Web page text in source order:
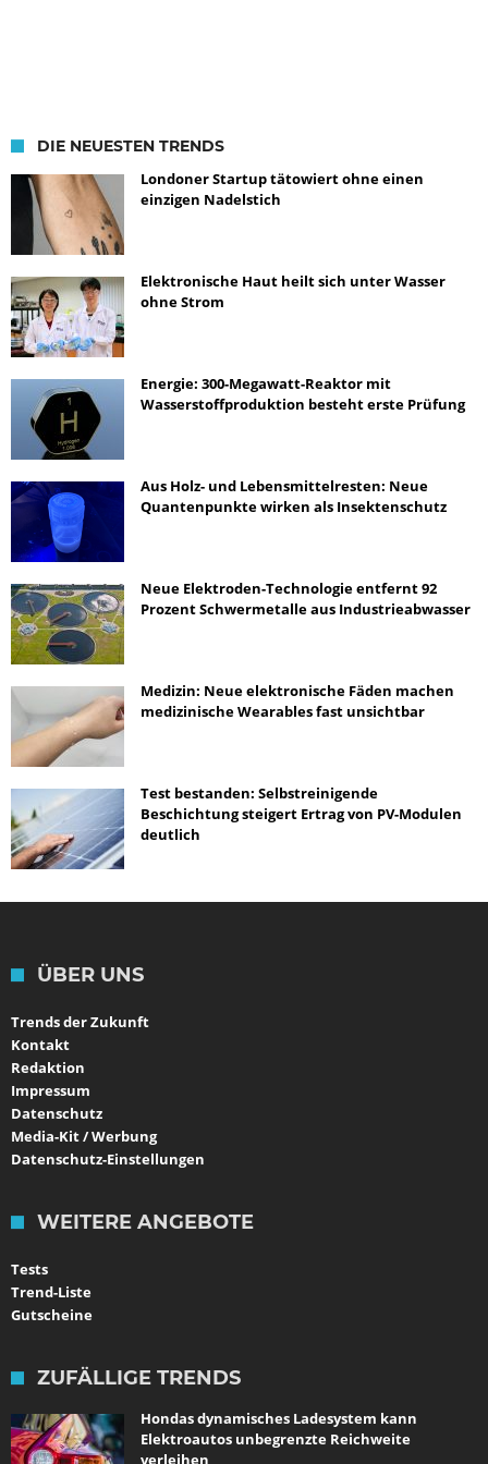
DIE NEUESTEN TRENDS
Londoner Startup tätowiert ohne einen
einzigen Nadelstich
Elektronische Haut heilt sich unter Wasser
ohne Strom
Energie: 300-Megawatt-Reaktor mit
Wasserstoffproduktion besteht erste Prüfung
Aus Holz- und Lebensmittelresten: Neue
Quantenpunkte wirken als Insektenschutz
Neue Elektroden-Technologie entfernt 92
Prozent Schwermetalle aus Industrieabwasser
Medizin: Neue elektronische Fäden machen
medizinische Wearables fast unsichtbar
Test bestanden: Selbstreinigende
Beschichtung steigert Ertrag von PV-Modulen
deutlich
ÜBER UNS
Trends der Zukunft
Kontakt
Redaktion
Impressum
Datenschutz
Media-Kit / Werbung
Datenschutz-Einstellungen
WEITERE ANGEBOTE
Tests
Trend-Liste
Gutscheine
ZUFÄLLIGE TRENDS
Hondas dynamisches Ladesystem kann
Elektroautos unbegrenzte Reichweite
verleihen